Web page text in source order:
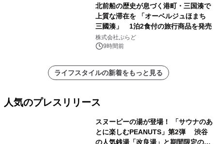
北前船の歴史が息づく港町・三国湊で
上質な滞在を 「オーベルジュほまち
三國湊」 1泊2食付の旅行商品を発売
株式会社ぷらど
9時間前
ライフスタイルの新着をもっと見る
人気のプレスリリース
スヌーピーの湯が登場！ 「サウナのあ
とに楽しむPEANUTS」第2弾 渋谷
の人気銭湯「改良湯」と期間限定のコ